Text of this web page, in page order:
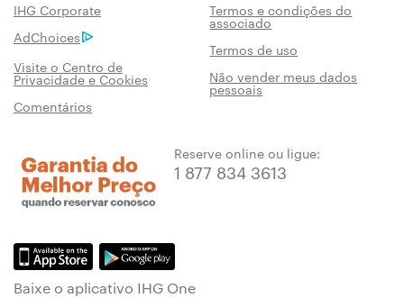
IHG Corporate
Termos e condições do
associado
AdChoices
Termos de uso
Visite o Centro de
Privacidade e Cookies Não vender meus dados
pessoais
Comentários
Reserve online ou ligue:
1 877 834 3613
Baixe o aplicativo IHG One